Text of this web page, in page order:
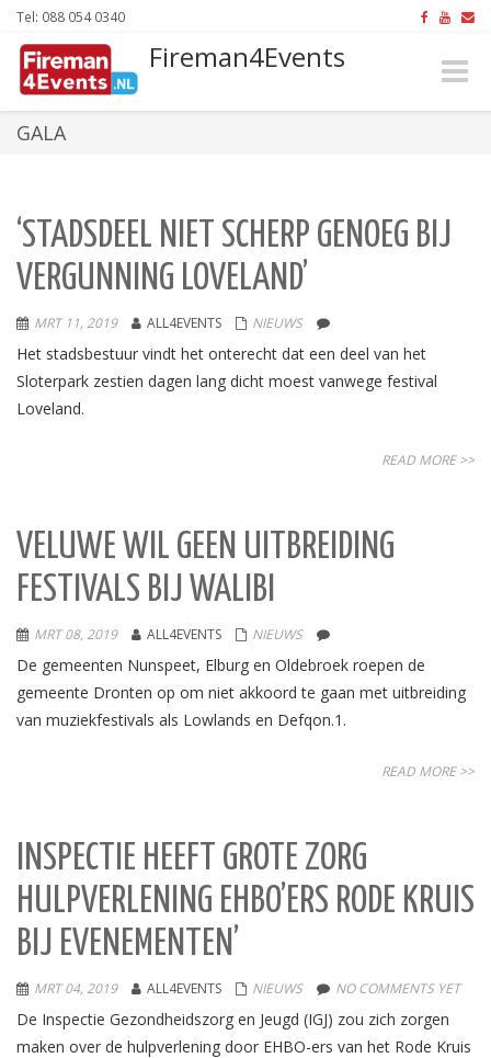
Tel: 088 054 0340
Fireman4Events
Toggle
GALA
‘STADSDEEL NIET SCHERP GENOEG BIJ
VERGUNNING LOVELAND’
MRT 11, 2019 ALL4EVENTS NIEUWS
Het stadsbestuur vindt het onterecht dat een deel van het
Sloterpark zestien dagen lang dicht moest vanwege festival
Loveland.
READ MORE >>
VELUWE WIL GEEN UITBREIDING
FESTIVALS BIJ WALIBI
MRT 08, 2019 ALL4EVENTS NIEUWS
De gemeenten Nunspeet, Elburg en Oldebroek roepen de
gemeente Dronten op om niet akkoord te gaan met uitbreiding
van muziekfestivals als Lowlands en Defqon.1.
READ MORE >>
INSPECTIE HEEFT GROTE ZORG
HULPVERLENING EHBO’ERS RODE KRUIS
BIJ EVENEMENTEN’
MRT 04, 2019 ALL4EVENTS NIEUWS NO COMMENTS YET
De Inspectie Gezondheidszorg en Jeugd (IGJ) zou zich zorgen
maken over de hulpverlening door EHBO-ers van het Rode Kruis